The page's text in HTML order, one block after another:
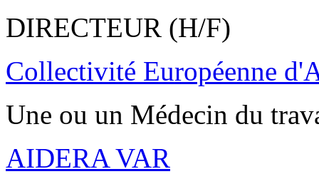
DIRECTEUR (H/F)
Collectivité Européenne
Une ou un Médecin du
AIDERA VAR